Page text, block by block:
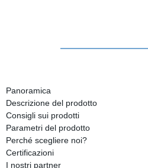
Panoramica
Descrizione del prodotto
Consigli sui prodotti
Parametri del prodotto
Perché scegliere noi?
Certificazioni
I nostri partner